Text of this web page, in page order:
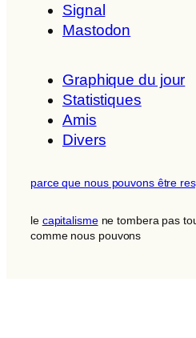
Signal
Mastodon
Graphique du jour
Statistiques
Amis
Divers
parce que nous pouvons être
le capitalismene tombera pas
comme nous pouvons